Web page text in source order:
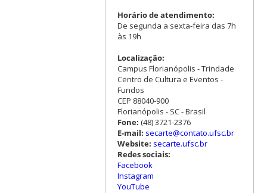
Horário de atendimento:
De segunda a sexta-feira das 7h
às 19h
Localização:
Campus Florianópolis - Trindade
Centro de Cultura e Eventos -
Fundos
CEP 88040-900
Florianópolis - SC - Brasil
Fone: (48) 3721-2376
E-mail: secarte@contato.ufsc.br
Website: secarte.ufsc.br
Redes sociais:
Facebook
Instagram
YouTube